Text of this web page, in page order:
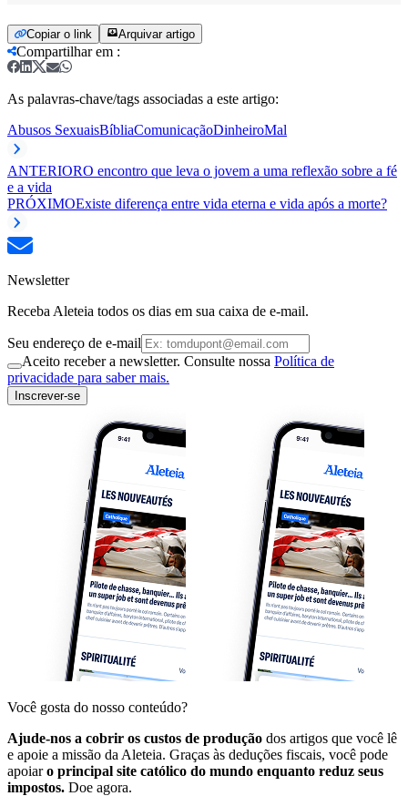
Copiar o link Arquivar artigo
Compartilhar em :
As palavras-chave/tags associadas a este artigo:
Abusos SexuaisBíbliaComunicaçãoDinheiroMal
ANTERIORO encontro que leva o jovem a uma reflexão sobre a fé
e a vida
PRÓXIMOExiste diferença entre vida eterna e vida após a morte?
Newsletter
Receba Aleteia todos os dias em sua caixa de e-mail.
Seu endereço de e-mail
Aceito receber a newsletter. Consulte nossa Política de
privacidade para saber mais.
Inscrever-se
Você gosta do nosso conteúdo?
Ajude-nos a cobrir os custos de produção dos artigos que você lê
e apoie a missão da Aleteia. Graças às deduções fiscais, você pode
apoiaro principal site católico do mundo enquanto reduz seus
impostos. Doe agora.